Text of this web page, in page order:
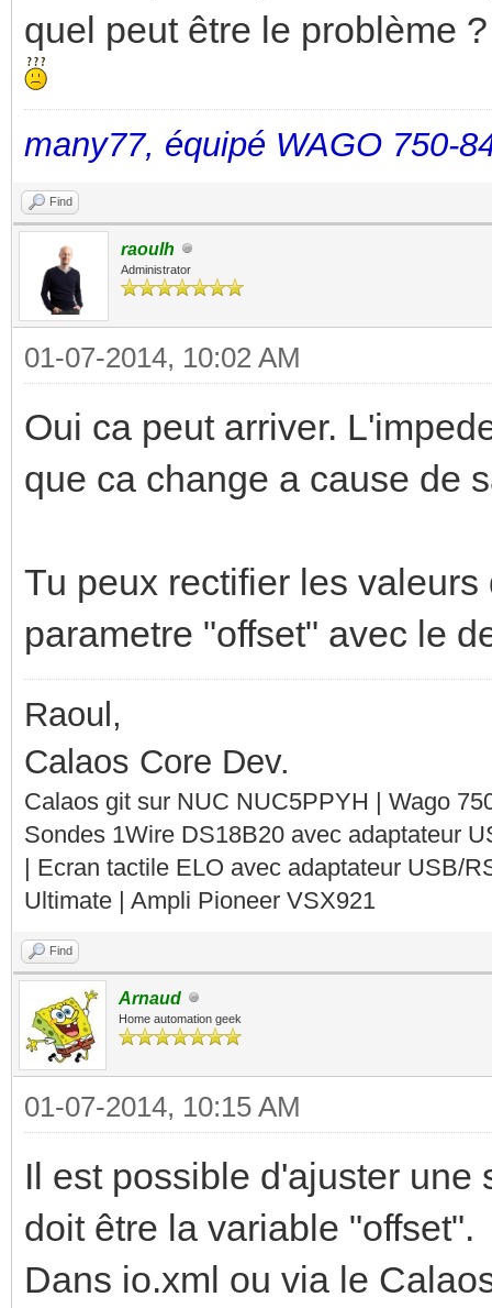
quel peut être le problème ?
many77, équipé WAGO 750-
Find
raoulh
Administrator
01-07-2014, 10:02 AM
Oui ca peut arriver.
que ca change a cause de
Tu peux rectifier les
parametre "offset" avec le
Raoul,
Calaos Core Dev.
Calaos git sur NUC NUC5PPYH | Wago
Sondes 1Wire DS18B20 avec adaptateur
| Ecran tactile ELO avec adaptateur USB/
Ultimate | Ampli Pioneer VSX921
Find
Arnaud
Home automation geek
01-07-2014, 10:15 AM
Il est possible d'ajuster une
doit être la variable "offset".
Dans io.xml ou via le